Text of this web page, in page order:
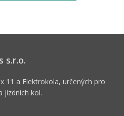
s.r.o.
11 a Elektrokola, určených pro
jízdních kol.